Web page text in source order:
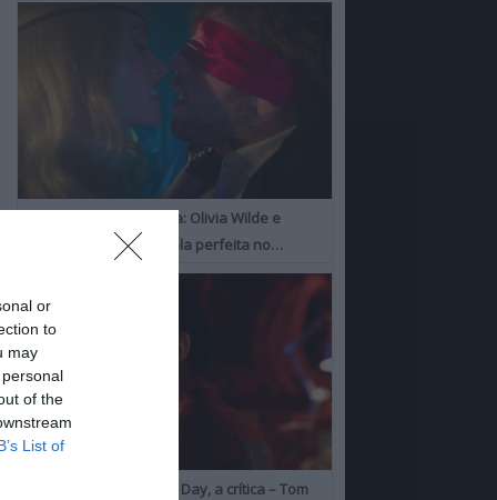
or
to
may
of the
List of
I Want Your Sex, a Crítica: Olivia Wilde e
Cooper Hoofman, a dupla perfeita no…
Spider-Man: Brand New Day, a crítica – Tom